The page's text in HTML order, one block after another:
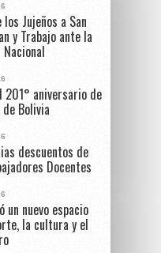
Jujeños a San
y Trabajo ante la
aniversario de
Bolivia
descuentos de
Docentes
un nuevo espacio
la cultura y el